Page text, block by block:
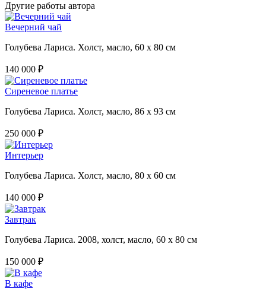
Другие работы автора
Вечерний чай
Голубева Лариса. Холст, масло, 60 х 80 см
140 000 ₽
Сиреневое платье
Голубева Лариса. Холст, масло, 86 х 93 см
250 000 ₽
Интерьер
Голубева Лариса. Холст, масло, 80 х 60 см
140 000 ₽
Завтрак
Голубева Лариса. 2008, холст, масло, 60 х 80 см
150 000 ₽
В кафе